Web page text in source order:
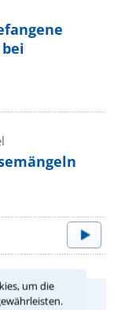
um die
für